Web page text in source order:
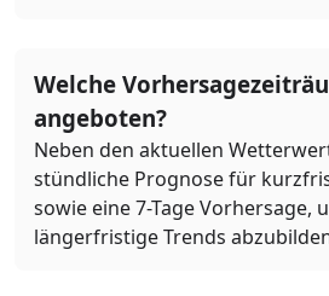
Welche
angeboten?
Neben den aktuellen
stündliche Prognose für
sowie eine 7-Tage Vorhersage,
längerfristige Trends